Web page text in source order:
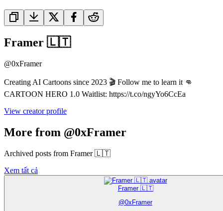
Framer 🇱🇹
@0xFramer
Creating AI Cartoons since 2023 🎬 Follow me to learn it 👊
CARTOON HERO 1.0 Waitlist: https://t.co/ngyYo6CcEa
View creator profile
More from @0xFramer
Archived posts from Framer 🇱🇹
Xem tất cả
Framer 🇱🇹
@0xFramer